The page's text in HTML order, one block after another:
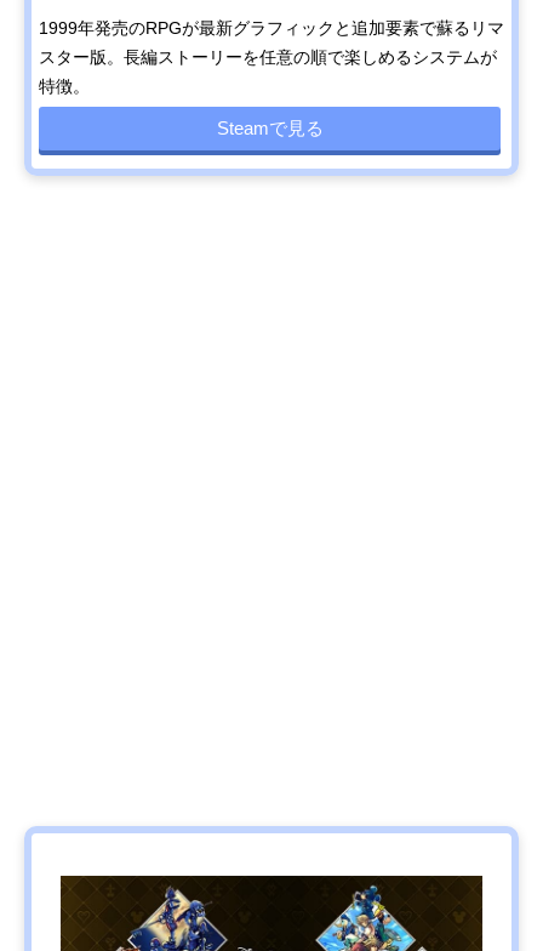
1999年発売のRPGが最新グラフィックと追加要素で蘇るリマ
スター版。長編ストーリーを任意の順で楽しめるシステムが
特徴。
Steamで見る